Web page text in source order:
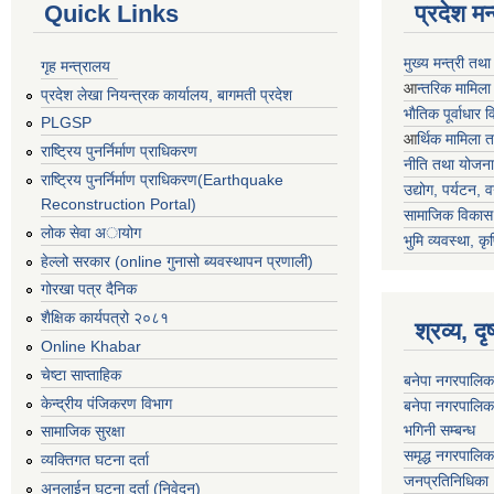
Quick Links
गृह मन्त्रालय
प्रदेश लेखा नियन्त्रक कार्यालय, बागमती प्रदेश
PLGSP
राष्ट्रिय पुनर्निर्माण प्राधिकरण
राष्ट्रिय पुनर्निर्माण प्राधिकरण(Earthquake
Reconstruction Portal)
लोक सेवा अायोग
हेल्लो सरकार (online गुनासो ब्यवस्थापन प्रणाली)
गोरखा पत्र दैनिक
शैक्षिक कार्यपत्रो २०८१
Online Khabar
चेष्टा साप्ताहिक
केन्द्रीय पंजिकरण विभाग
सामाजिक सुरक्षा
व्यक्तिगत घटना दर्ता
अनलाईन घटना दर्ता (निवेदन)
प्रदेश
मुख्य मन्त्री तथा
आन्तरिक
भाैतिक पूर्वाधार
आर्थिक मामिला
नीति तथा
उद्योग, पर्यटन,
सामाजिक
भुमि व्यवस्था,
श्रव्य,
बनेपा
बनेपा
भगिनी सम्बन्ध
समृद्ध